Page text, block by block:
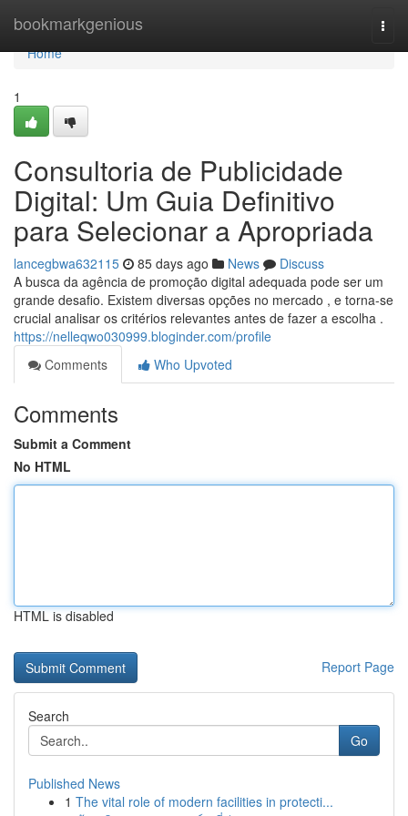
bookmarkgenious
Home
Home
1
Consultoria de Publicidade
Digital: Um Guia Definitivo
para Selecionar a Apropriada
lancegbwa632115 85 days ago News
Discuss
A busca da agência de promoção digital adequada pode ser um
grande desafio. Existem diversas opções no mercado , e torna-se
crucial analisar os critérios relevantes antes de fazer a escolha .
https://nelleqwo030999.bloginder.com/profile
Comments
Who Upvoted
Comments
Submit a Comment
No HTML
HTML is disabled
Report Page
Search
Go
Published News
1 The vital role of modern facilities in protecti...